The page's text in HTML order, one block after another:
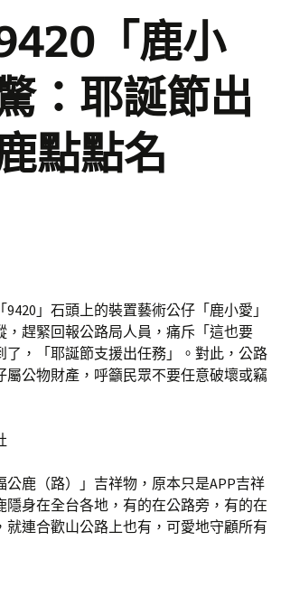
「鹿小
：耶誕節出
點點名
」石頭上的裝置藝術公仔「鹿小愛」
趕緊回報公路局人員，痛斥「這也要
，「耶誕節支援出任務」。對此，公路
公物財產，呼籲民眾不要任意破壞或竊
鹿（路）」吉祥物，原本只是APP吉祥
身在全台各地，有的在公路旁，有的在
連合歡山公路上也有，可愛地守顧所有